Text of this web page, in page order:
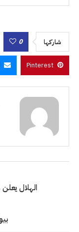
شاركها 0
Pinterest
الهلال